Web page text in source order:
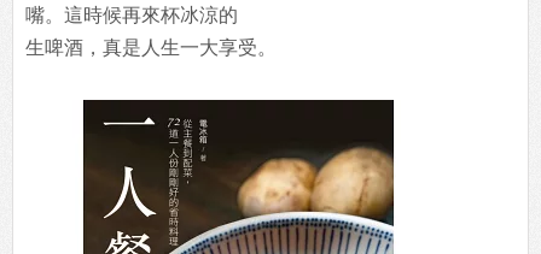
嘴。這時候再來杯冰涼的
生啤酒，真是人生一大享受。